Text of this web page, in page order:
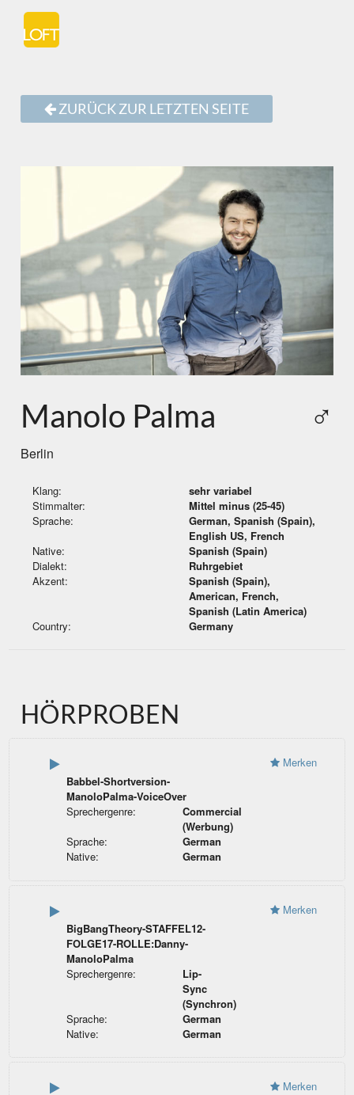
ZURÜCK ZUR LETZTEN SEITE
Manolo Palma ♂
Berlin
Klang:
sehr variabel
Stimmalter:
Mittel minus (25-45)
Sprache:
German, Spanish (Spain),
English US, French
Native:
Spanish (Spain)
Dialekt:
Ruhrgebiet
Akzent:
Spanish (Spain),
American, French,
Spanish (Latin America)
Country:
Germany
HÖRPROBEN
Babbel-Shortversion-
ManoloPalma-VoiceOver
Sprechergenre:
Commercial
(Werbung)
Sprache:
German
Native:
German
Merken
BigBangTheory-STAFFEL12-
FOLGE17-ROLLE:Danny-
ManoloPalma
Sprechergenre:
Lip-
Sync
(Synchron)
Sprache:
German
Native:
German
Merken
Merken